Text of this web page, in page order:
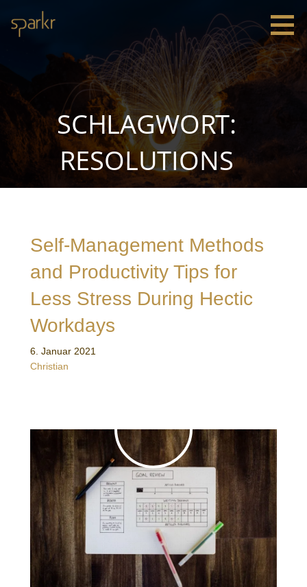
Inhalt
springen
Leadership
SCHLAGWORT:
RESOLUTIONS
Self-Management Methods
and Productivity Tips for
Less Stress During Hectic
Workdays
6. Januar 2021
Christian